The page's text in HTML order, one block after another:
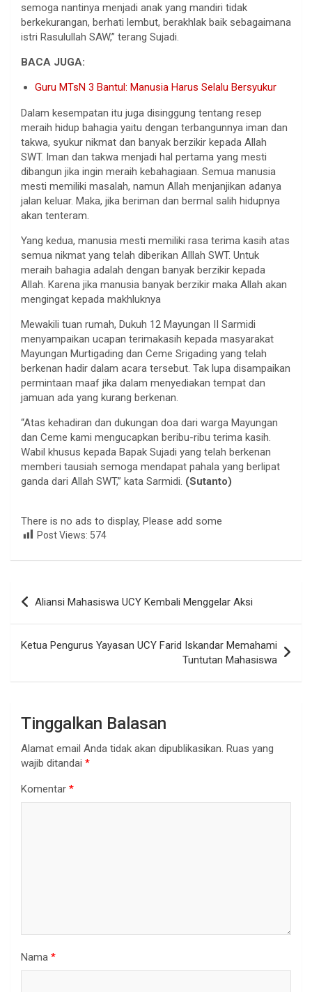
semoga nantinya menjadi anak yang mandiri tidak
berkekurangan, berhati lembut, berakhlak baik sebagaimana
istri Rasulullah SAW,” terang Sujadi.
BACA JUGA:
Guru MTsN 3 Bantul: Manusia Harus Selalu Bersyukur
Dalam kesempatan itu juga disinggung tentang resep
meraih hidup bahagia yaitu dengan terbangunnya iman dan
takwa, syukur nikmat dan banyak berzikir kepada Allah
SWT. Iman dan takwa menjadi hal pertama yang mesti
dibangun jika ingin meraih kebahagiaan. Semua manusia
mesti memiliki masalah, namun Allah menjanjikan adanya
jalan keluar. Maka, jika beriman dan bermal salih hidupnya
akan tenteram.
Yang kedua, manusia mesti memiliki rasa terima kasih atas
semua nikmat yang telah diberikan Alllah SWT. Untuk
meraih bahagia adalah dengan banyak berzikir kepada
Allah. Karena jika manusia banyak berzikir maka Allah akan
mengingat kepada makhluknya
Mewakili tuan rumah, Dukuh 12 Mayungan II Sarmidi
menyampaikan ucapan terimakasih kepada masyarakat
Mayungan Murtigading dan Ceme Srigading yang telah
berkenan hadir dalam acara tersebut. Tak lupa disampaikan
permintaan maaf jika dalam menyediakan tempat dan
jamuan ada yang kurang berkenan.
“Atas kehadiran dan dukungan doa dari warga Mayungan
dan Ceme kami mengucapkan beribu-ribu terima kasih.
Wabil khusus kepada Bapak Sujadi yang telah berkenan
memberi tausiah semoga mendapat pahala yang berlipat
ganda dari Allah SWT,” kata Sarmidi. (Sutanto)
There is no ads to display, Please add some
Post Views: 574
Navigasi
pos
Aliansi Mahasiswa UCY Kembali Menggelar Aksi
Ketua Pengurus Yayasan UCY Farid Iskandar Memahami
Tuntutan Mahasiswa
Tinggalkan Balasan
Alamat email Anda tidak akan dipublikasikan. Ruas yang
wajib ditandai *
Komentar *
Nama *